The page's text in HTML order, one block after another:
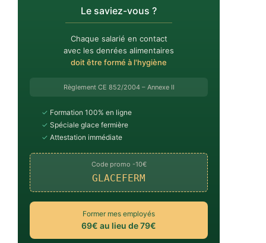
Le saviez-vous ?
Chaque salarié en contact
avec les denrées alimentaires
doit être formé à l'hygiène
Règlement CE 852/2004 – Annexe II
✓ Formation 100% en ligne
✓ Spéciale glace fermière
✓ Attestation immédiate
Code promo -10€
GLACEFERM
Former mes employés
69€ au lieu de 79€